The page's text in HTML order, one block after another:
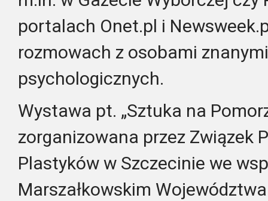
portalach Onet.pl i
rozmowach z osobami
psychologicznych.
Wystawa pt. „Sztuka na
zorganizowana przez Związek
Plastyków w Szczecinie we
Marszałkowskim Województwa